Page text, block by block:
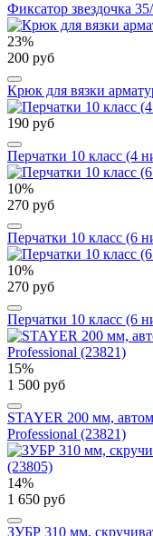
Фиксатор звездочка
23%
200 руб
Крюк для вязки
190 руб
Перчатки 10 класс (4
10%
270 руб
Перчатки 10 класс (6
10%
270 руб
Перчатки 10 класс (6
15%
1 500 руб
STAYER 200 мм,
Professional (23821)
14%
1 650 руб
ЗУБР 310 мм,